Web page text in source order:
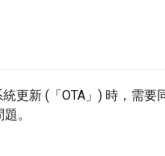
更新 (「OTA」) 時，需
。